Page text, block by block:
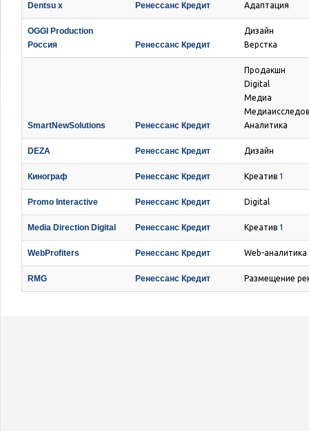
Dentsu x Ренессанс Кредит
Адаптация
OGGI Production
Россия
Ренессанс Кредит
Дизайн
Верстка
SmartNewSolutions Ренессанс Кредит
Продакшн
Digital
Медиа
Аналитика
DEZA Ренессанс Кредит Дизайн
Кинограф Ренессанс Кредит Креатив 1
Promo Interactive Ренессанс Кредит Digital
Media Direction Digital Ренессанс Кредит Креатив 1
WebProfiters Ренессанс Кредит Web-аналитика
RMG Ренессанс Кредит Размещение